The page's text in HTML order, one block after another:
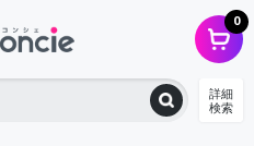
0
詳細
検索